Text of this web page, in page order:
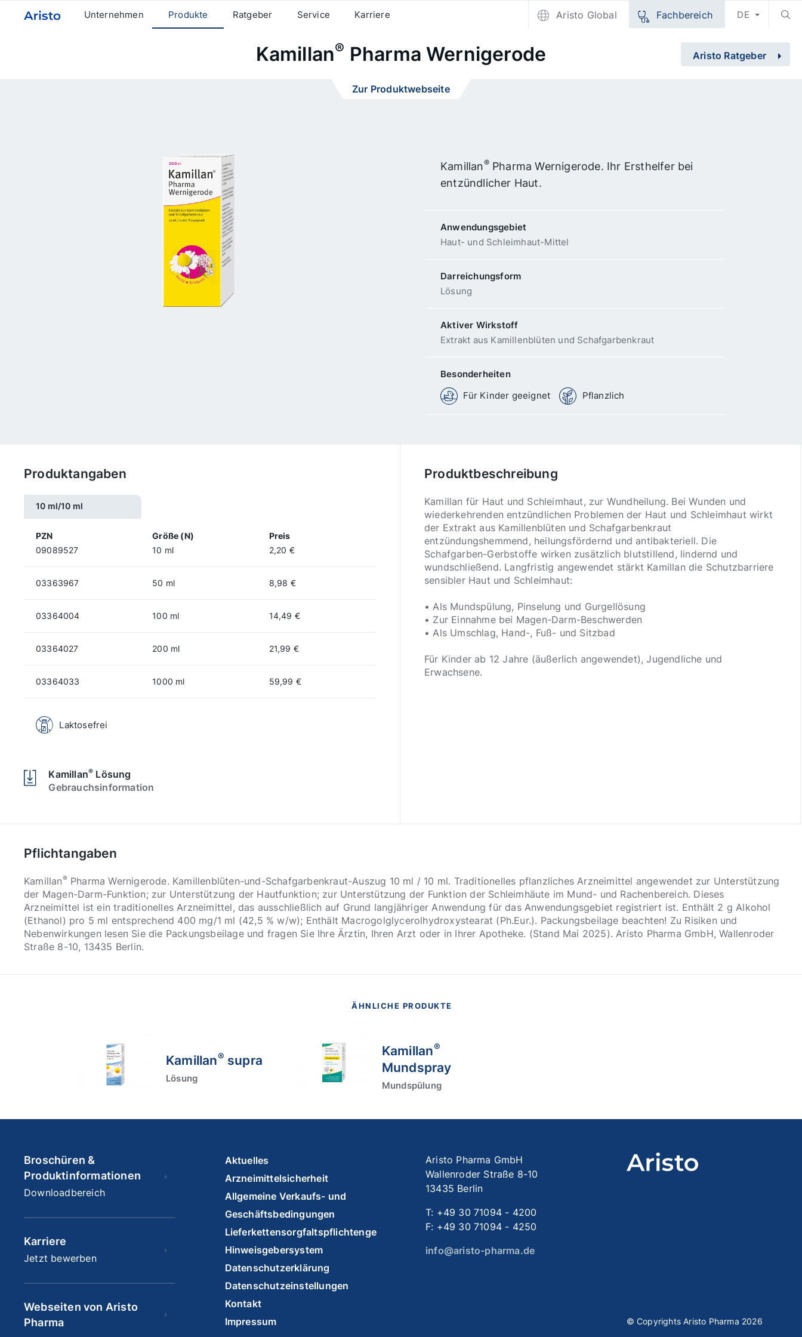
Unternehmen Produkte Ratgeber Service Karriere Aristo Global Fachbereich DE
Kamillan® Pharma Wernigerode Aristo Ratgeber
Zur Produktwebseite
Kamillan®Pharma Wernigerode. Ihr Ersthelfer bei
entzündlicher Haut.
Anwendungs­gebiet
Haut- und Schleimhaut-Mittel
Darreichungsform
Lösung
Aktiver Wirkstoff
Extrakt aus Kamillenblüten und Schafgarbenkraut
Besonderheiten
Für Kinder geeignet
Pflanzlich
Produktangaben
10 ml/10 ml
PZN
09089527
Größe (N)
10 ml
Preis
2,20 €
03363967 50 ml 8,98 €
03364004 100 ml 14,49 €
03364027 200 ml 21,99 €
03364033 1000 ml 59,99 €
Laktosefrei
Kamillan® Lösung
Gebrauchsinformation
Produktbeschreibung
Kamillan für Haut und Schleimhaut, zur Wundheilung. Bei Wunden und
wiederkehrenden entzündlichen Problemen der Haut und Schleimhaut wirkt
der Extrakt aus Kamillenblüten und Schafgarbenkraut
entzündungshemmend, heilungsfördernd und antibakteriell. Die
Schafgarben-Gerbstoffe wirken zusätzlich blutstillend, lindernd und
wundschließend. Langfristig angewendet stärkt Kamillan die Schutzbarriere
sensibler Haut und Schleimhaut:
• Als Mundspülung, Pinselung und Gurgellösung
• Zur Einnahme bei Magen-Darm-Beschwerden
• Als Umschlag, Hand-, Fuß- und Sitzbad
Für Kinder ab 12 Jahre (äußerlich angewendet), Jugendliche und
Erwachsene.
Pflichtangaben
Kamillan®Pharma Wernigerode. Kamillenblüten-und-Schafgarbenkraut-Auszug 10 ml / 10 ml. Traditionelles pflanzliches Arzneimittel angewendet zur Unterstützung
der Magen-Darm-Funktion; zur Unterstützung der Hautfunktion; zur Unterstützung der Funktion der Schleimhäute im Mund- und Rachenbereich. Dieses
Arzneimittel ist ein traditionelles Arzneimittel, das ausschließlich auf Grund langjähriger Anwendung für das Anwendungsgebiet registriert ist. Enthält 2 g Alkohol
(Ethanol) pro 5 ml entsprechend 400 mg/1 ml (42,5 % w/w); Enthält Macrogolglycerolhydroxystearat (Ph.Eur.). Packungsbeilage beachten! Zu Risiken und
Nebenwirkungen lesen Sie die Packungsbeilage und fragen Sie Ihre Ärztin, Ihren Arzt oder in Ihrer Apotheke. (Stand Mai 2025). Aristo Pharma GmbH, Wallenroder
Straße 8-10, 13435 Berlin.
ÄHNLICHE PRODUKTE
Kamillan® supra
Lösung
Kamillan®
Mundspray
Mundspülung
Broschüren &
Produktinformationen
Downloadbereich
Karriere
Jetzt bewerben
Webseiten von Aristo
Pharma
Aktuelles
Arzneimittelsicherheit
Allgemeine Verkaufs- und
Geschäftsbedingungen
Lieferkettensorgfaltspflichtengesetz
Hinweisgebersystem
Datenschutzerklärung
Datenschutzeinstellungen
Kontakt
Impressum
Aristo Pharma GmbH
Wallenroder Straße 8-10
13435 Berlin
T: +49 30 71094 - 4200
F: +49 30 71094 - 4250
info@aristo-pharma.de
© Copyrights Aristo Pharma 2026